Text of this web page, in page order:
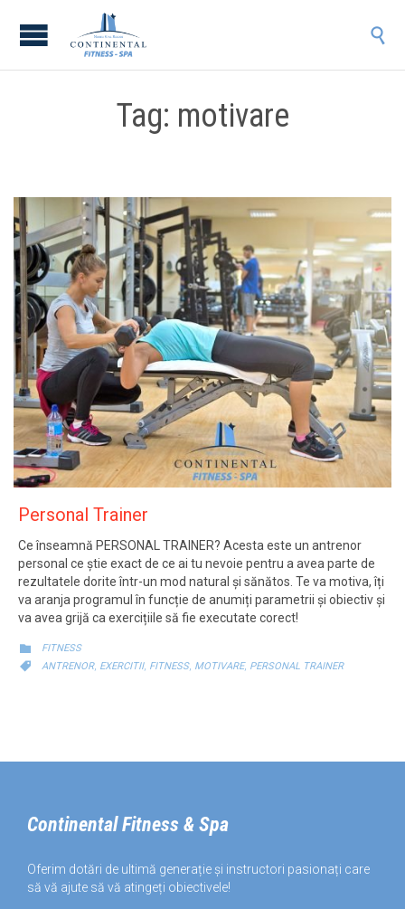

Tag: motivare
Personal Trainer
Ce înseamnă PERSONAL TRAINER? Acesta este un antrenor
personal ce știe exact de ce ai tu nevoie pentru a avea parte de
rezultatele dorite într-un mod natural și sănătos. Te va motiva, îți
va aranja programul în funcție de anumiți parametrii și obiectiv și
va avea grijă ca exercițiile să fie executate corect!
 CATEGORY
FITNESS

CATEGORY
ANTRENOR, EXERCITII, FITNESS, MOTIVARE, PERSONAL TRAINER
Continental Fitness & Spa
Oferim dotări de ultimă generație și instructori pasionați care
să vă ajute să vă atingeți obiectivele!